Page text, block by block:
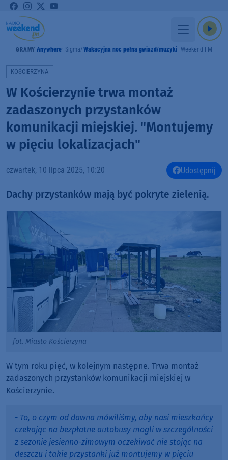
GRAMY Anywhere Sigma Wakacyjna noc pełna gwiazd/muzyki Weekend FM
KOŚCIERZYNA
W Kościerzynie trwa montaż
zadaszonych przystanków
komunikacji miejskiej. "Montujemy
w pięciu lokalizacjach"
czwartek, 10 lipca 2025, 10:20 Udostępnij
Dachy przystanków mają być pokryte zielenią.
fot. Miasto Kościerzyna
W tym roku pięć, w kolejnym następne. Trwa montaż
zadaszonych przystanków komunikacji miejskiej w
Kościerzynie.
- To, o czym od dawna mówiliśmy, aby nasi mieszkańcy
czekając na bezpłatne autobusy mogli w szczególności
z sezonie jesienno-zimowym oczekiwać nie stojąc na
deszczu i takie przystanki już montujemy w pięciu